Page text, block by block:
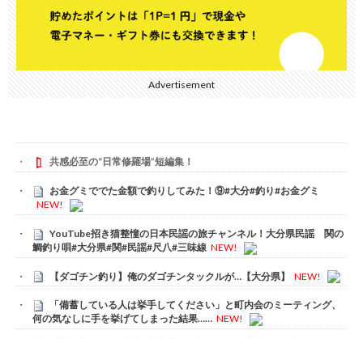
Advertisement
共感必至の“日常修羅場”短編集！
お金グミででた金額で釣りしてみた！⑨#大分#釣り#お金グミ
NEW!
YouTube招き猫整憧の日本民謡の旅チャンネル！大分県民謡 関の
鯛釣り唄#大分県#関#民謡#尺八#三味線 NEW!
【ダゴチン釣り】俺のダゴチンタックルが…【大分県】 NEW!
「備蓄している人は挙手してください」と町内会のミーティング、
何の気なしに手を挙げてしまった結果…… NEW!